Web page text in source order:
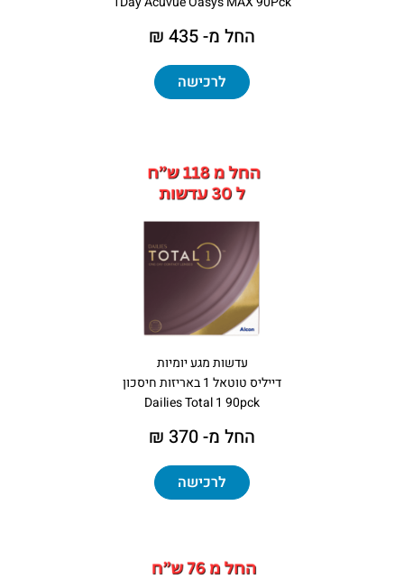
החל מ- 435 ₪
לרכישה
עדשות מגע יומיות
דייליס טוטאל 1 באריזות חיסכון
Dailies Total 1 90pck
החל מ- 370 ₪
לרכישה